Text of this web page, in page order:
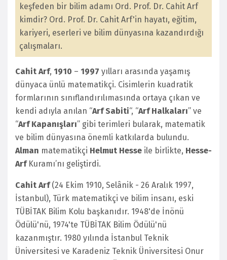
keşfeden bir bilim adamı Ord. Prof. Dr. Cahit Arf
kimdir? Ord. Prof. Dr. Cahit Arf'in hayatı, eğitim,
kariyeri, eserleri ve bilim dünyasına kazandırdığı
çalışmaları.
Cahit Arf, 1910 – 1997 yılları arasında yaşamış
dünyaca ünlü matematikçi. Cisimlerin kuadratik
formlarının sınıflandırılımasında ortaya çıkan ve
kendi adıyla anılan “Arf Sabiti“, “Arf Halkaları” ve
“Arf Kapanışları” gibi terimleri bularak, matematik
ve bilim dünyasına önemli katkılarda bulundu.
Alman matematikçi Helmut Hesse ile birlikte, Hesse-
ArfKuramı’nı geliştirdi.
Cahit Arf(24 Ekim 1910, Selânik - 26 Aralık 1997,
İstanbul), Türk matematikçi ve bilim insanı, eski
TÜBİTAK Bilim Kolu başkanıdır. 1948'de İnönü
Ödülü'nü, 1974'te TÜBİTAK Bilim Ödülü'nü
kazanmıştır. 1980 yılında İstanbul Teknik
Üniversitesi ve Karadeniz Teknik Üniversitesi Onur